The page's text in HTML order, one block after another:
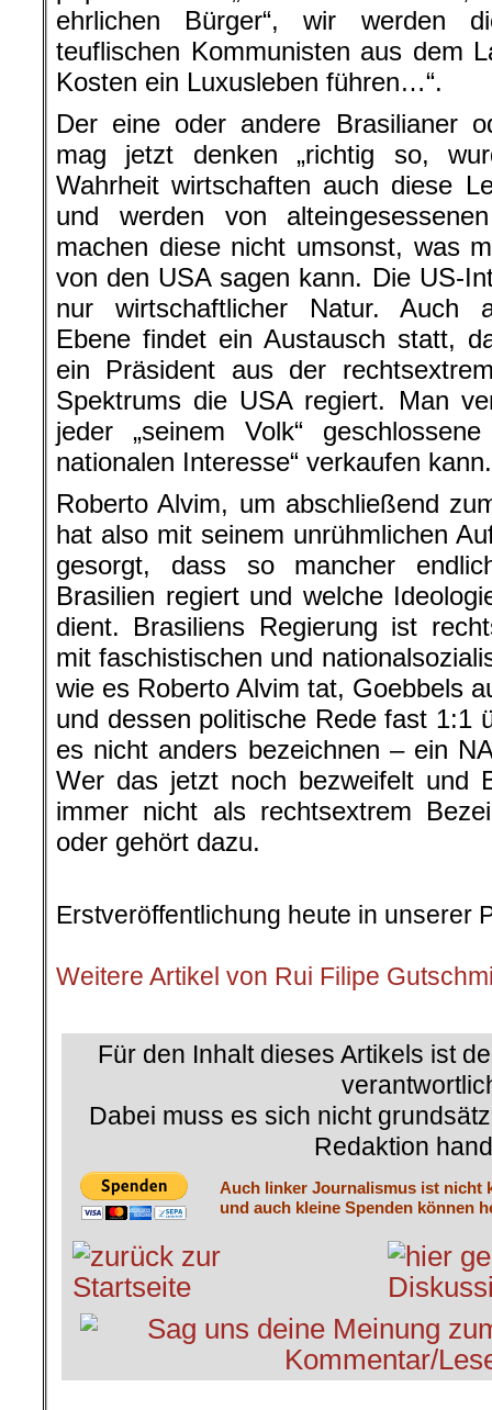
ehrlichen Bürger“, wir werden
teuflischen Kommunisten aus dem
Kosten ein Luxusleben führen…“.
Der eine oder andere Brasilianer
mag jetzt denken „richtig so,
Wahrheit wirtschaften auch diese
und werden von
machen diese nicht umsonst, was
von den USA sagen kann. Die US-
nur wirtschaftlicher Natur. Auch
Ebene findet ein Austausch statt,
ein Präsident aus der
Spektrums die USA regiert. Man
jeder „seinem Volk“
nationalen Interesse“ verkaufen kann.
Roberto Alvim, um abschließend
hat also mit seinem unrühmlichen
gesorgt, dass so mancher
Brasilien regiert und welche
dient. Brasiliens Regierung ist
mit faschistischen und
wie es Roberto Alvim tat, Goebbels
und dessen politische Rede fast 1:1
es nicht anders bezeichnen – ein
Wer das jetzt noch bezweifelt und
immer nicht als rechtsextrem
oder gehört dazu.
Erstveröffentlichung heute in unserer
Weitere Artikel von Rui Filipe
Für den Inhalt dieses Artikels ist
Dabei muss es sich nicht
Redaktion
Auch linker Journalismus ist nicht
und auch kleine Spenden können